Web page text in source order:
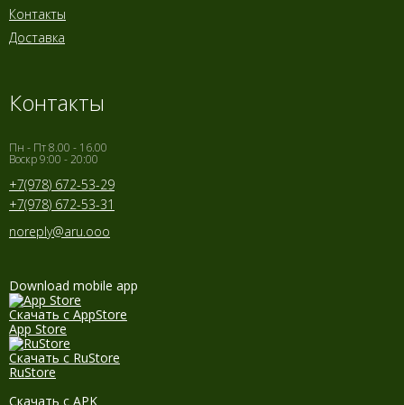
Контакты
Доставка
Контакты
Пн - Пт 8.00 - 16.00
Воскр 9:00 - 20:00
+7(978) 672-53-29
+7(978) 672-53-31
noreply@aru.ooo
Download mobile app
Скачать с AppStore
App Store
Скачать с RuStore
RuStore
Скачать с APK